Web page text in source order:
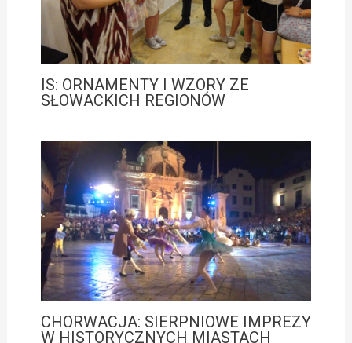
IS: ORNAMENTY I WZORY ZE
SŁOWACKICH REGIONÓW
CHORWACJA: SIERPNIOWE IMPREZY
W HISTORYCZNYCH MIASTACH